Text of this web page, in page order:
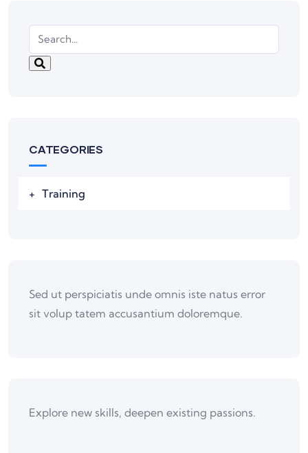
CATEGORIES
Training
Sed ut perspiciatis unde omnis iste natus error
sit volup tatem accusantium doloremque.
Explore new skills, deepen existing passions.